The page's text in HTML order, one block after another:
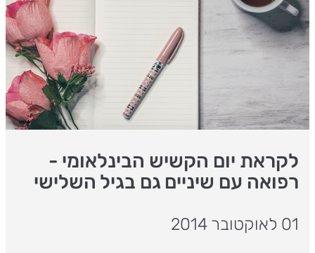
לקראת יום הקשיש הבינלאומי -
רפואה עם שיניים גם בגיל השלישי
01 לאוקטובר 2014